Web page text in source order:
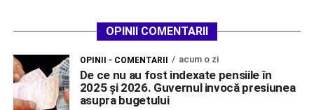
OPINII COMENTARII
OPINII - COMENTARII acum o zi
De ce nu au fost indexate pensiile în
2025 și 2026. Guvernul invocă presiunea
asupra bugetului